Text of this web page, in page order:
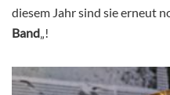
diesem Jahr sind sie erneut
Band „!